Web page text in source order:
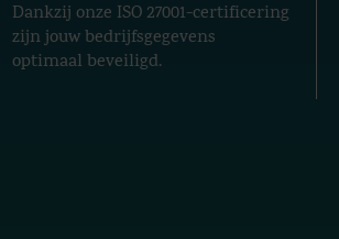
Dankzij onze ISO 27001-certificering
zijn jouw bedrijfsgegevens
optimaal beveiligd.